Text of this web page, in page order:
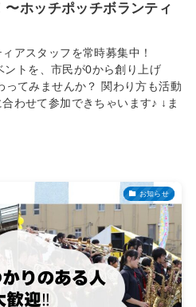
SNS
X Instagram
YouTube
TikTok
メール
ホッチポッチボランティ
アスタッフを常時募集中！
トを、市民が0から創り上げ
ってみませんか？ 関わり方も活動
わせて参加できちゃいます♪ ↓ま
お知らせ